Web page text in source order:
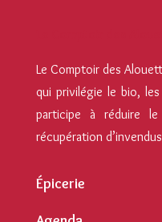
Le Comptoir des
qui privilégie le bio,
participe à réduire le
récupération
Épicerie